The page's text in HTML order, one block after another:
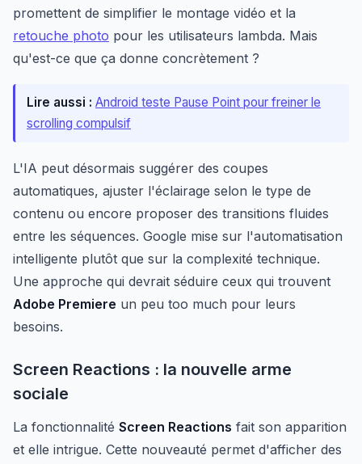
promettent de simplifier le montage vidéo et la
retouche photo pour les utilisateurs lambda. Mais
qu'est-ce que ça donne concrètement ?
Lire aussi : Android teste Pause Point pour freiner le
scrolling compulsif
L'IA peut désormais suggérer des coupes
automatiques, ajuster l'éclairage selon le type de
contenu ou encore proposer des transitions fluides
entre les séquences. Google mise sur l'automatisation
intelligente plutôt que sur la complexité technique.
Une approche qui devrait séduire ceux qui trouvent
Adobe Premiere un peu too much pour leurs
besoins.
Screen Reactions : la nouvelle arme
sociale
La fonctionnalité Screen Reactions fait son apparition
et elle intrigue. Cette nouveauté permet d'afficher des